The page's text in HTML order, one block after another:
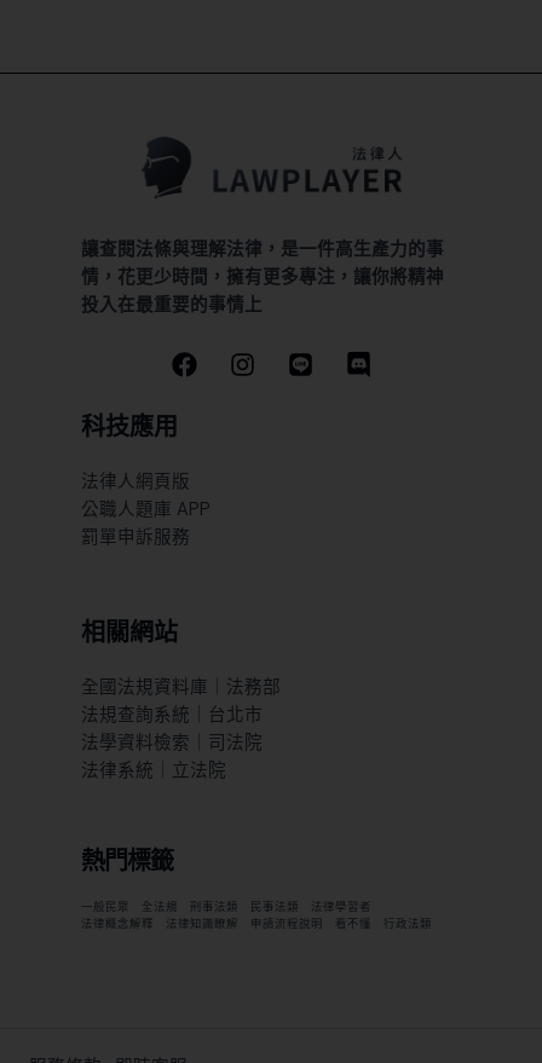
讓查閱法條與理解法律，是一件高生產力的事
情，花更少時間，擁有更多專注，讓你將精神
投入在最重要的事情上
科技應用
法律人網頁版
公職人題庫 APP
罰單申訴服務
相關網站
全國法規資料庫｜法務部
法規查詢系統｜台北市
法學資料檢索｜司法院
法律系統｜立法院
熱門標籤
一般民眾 全法規 刑事法類 民事法類
法律學習者
法律概念解釋
法律知識瞭解 申請流程說明 看不懂 行政法類